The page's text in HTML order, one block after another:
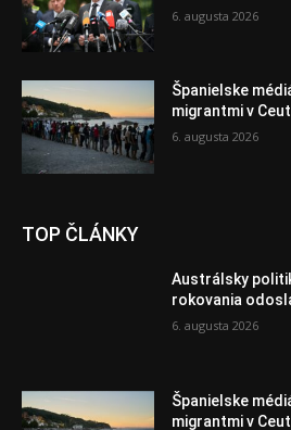
6. augusta 2026
Španielske
migrantmi v
6. augusta 2026
TOP ČLÁNKY
Austrálsky
rokovania
6. augusta 2026
Španielske
migrantmi v